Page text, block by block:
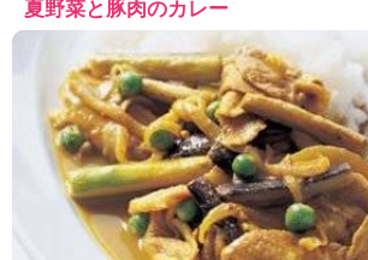
夏野菜と豚肉のカレー